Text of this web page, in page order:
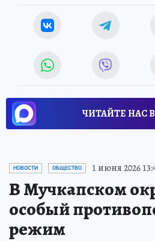
ЧИТАЙТЕ НАС
НОВОСТИ ОБЩЕСТВО 1 июня 2026
В Мучкапском
особый
режим